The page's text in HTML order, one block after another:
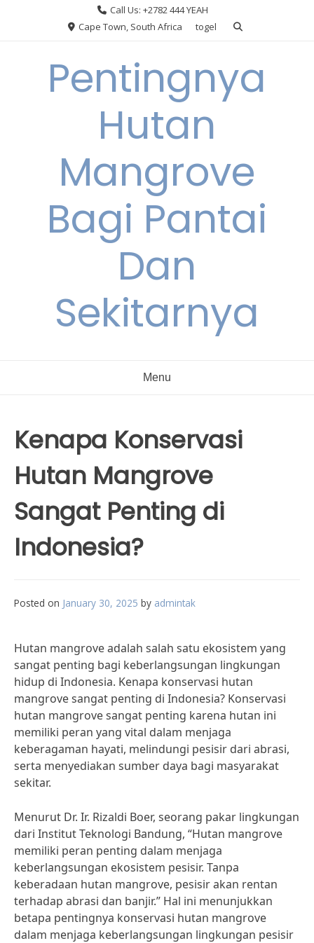
Call Us: +2782 444 YEAH
Cape Town, South Africa
togel
Pentingnya
Hutan
Mangrove
Bagi Pantai
Dan
Sekitarnya
Menu
Kenapa Konservasi
Hutan Mangrove
Sangat Penting di
Indonesia?
Posted on January 30, 2025 by admintak
Hutan mangrove adalah salah satu ekosistem yang
sangat penting bagi keberlangsungan lingkungan
hidup di Indonesia. Kenapa konservasi hutan
mangrove sangat penting di Indonesia? Konservasi
hutan mangrove sangat penting karena hutan ini
memiliki peran yang vital dalam menjaga
keberagaman hayati, melindungi pesisir dari abrasi,
serta menyediakan sumber daya bagi masyarakat
sekitar.
Menurut Dr. Ir. Rizaldi Boer, seorang pakar lingkungan
dari Institut Teknologi Bandung, “Hutan mangrove
memiliki peran penting dalam menjaga
keberlangsungan ekosistem pesisir. Tanpa
keberadaan hutan mangrove, pesisir akan rentan
terhadap abrasi dan banjir.” Hal ini menunjukkan
betapa pentingnya konservasi hutan mangrove
dalam menjaga keberlangsungan lingkungan pesisir